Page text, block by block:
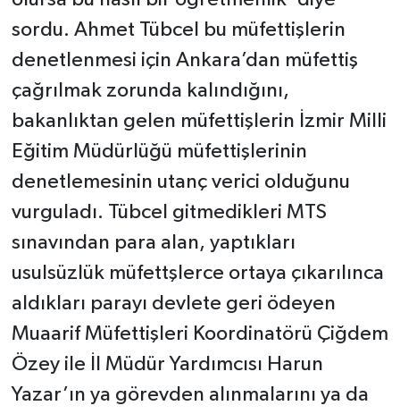
sordu. Ahmet Tübcel bu müfettişlerin
denetlenmesi için Ankara’dan müfettiş
çağrılmak zorunda kalındığını,
bakanlıktan gelen müfettişlerin İzmir Milli
Eğitim Müdürlüğü müfettişlerinin
denetlemesinin utanç verici olduğunu
vurguladı. Tübcel gitmedikleri MTS
sınavından para alan, yaptıkları
usulsüzlük müfettşlerce ortaya çıkarılınca
aldıkları parayı devlete geri ödeyen
Muaarif Müfettişleri Koordinatörü Çiğdem
Özey ile İl Müdür Yardımcısı Harun
Yazar’ın ya görevden alınmalarını ya da